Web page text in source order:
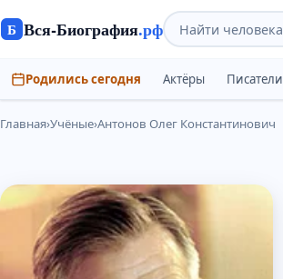
Б Вся-Биография.рф
Родились сегодня Актёры Писатели
Главная›Учёные›Антонов Олег Константинович